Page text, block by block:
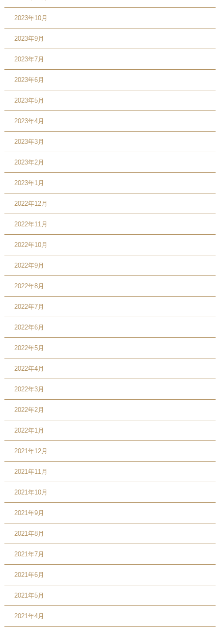
2023年10月
2023年9月
2023年7月
2023年6月
2023年5月
2023年4月
2023年3月
2023年2月
2023年1月
2022年12月
2022年11月
2022年10月
2022年9月
2022年8月
2022年7月
2022年6月
2022年5月
2022年4月
2022年3月
2022年2月
2022年1月
2021年12月
2021年11月
2021年10月
2021年9月
2021年8月
2021年7月
2021年6月
2021年5月
2021年4月